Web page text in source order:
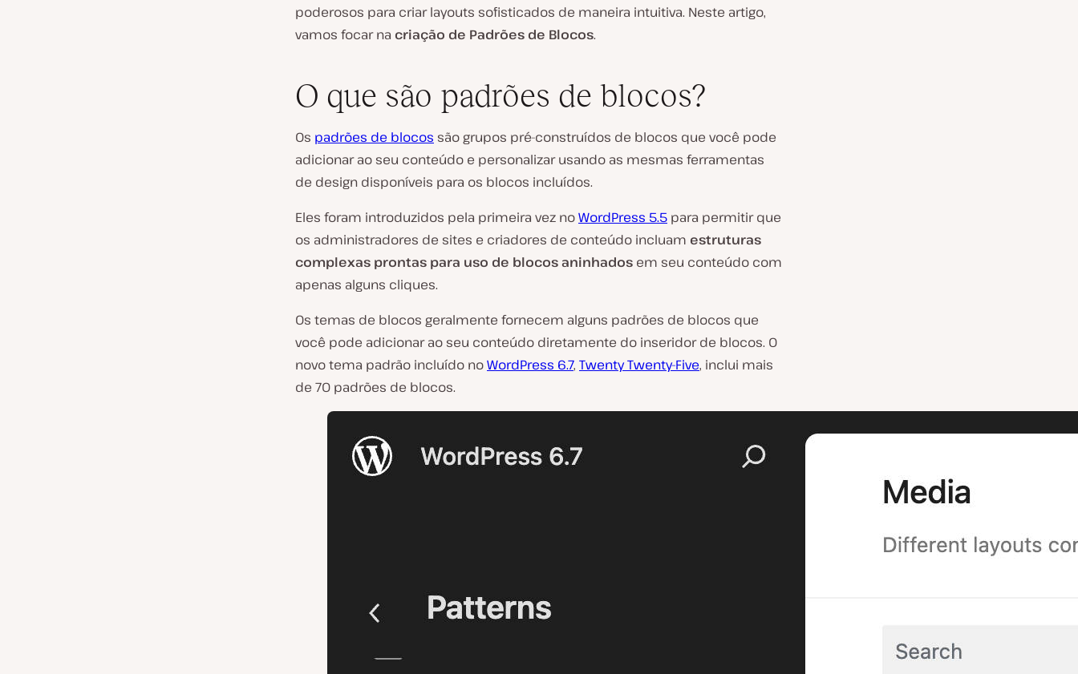
poderosos para criar layouts sofisticados de maneira intuitiva. Neste artigo,
vamos focar na criação de Padrões de Blocos.
O que são padrões de blocos?
Os padrões de blocos são grupos pré-construídos de blocos que você pode
adicionar ao seu conteúdo e personalizar usando as mesmas ferramentas
de design disponíveis para os blocos incluídos.
Eles foram introduzidos pela primeira vez noWordPress 5.5 para permitir que
os administradores de sites e criadores de conteúdo incluam estruturas
complexas prontas para uso de blocos aninhados em seu conteúdo com
apenas alguns cliques.
Os temas de blocos geralmente fornecem alguns padrões de blocos que
você pode adicionar ao seu conteúdo diretamente do inseridor de blocos. O
novo tema padrão incluído noWordPress 6.7, Twenty Twenty-Five, inclui mais
de 70 padrões de blocos.